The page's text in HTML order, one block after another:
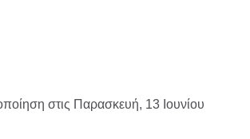
στις Παρασκευή, 13 Ιουνίου